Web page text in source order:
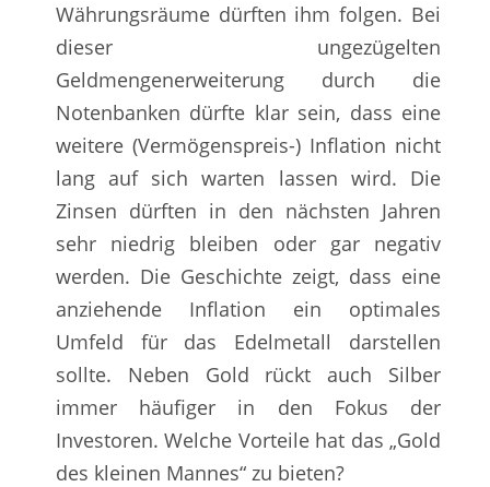
Währungsräume dürften ihm folgen. Bei
dieser ungezügelten
Geldmengenerweiterung durch die
Notenbanken dürfte klar sein, dass eine
weitere (Vermögenspreis-) Inflation nicht
lang auf sich warten lassen wird. Die
Zinsen dürften in den nächsten Jahren
sehr niedrig bleiben oder gar negativ
werden. Die Geschichte zeigt, dass eine
anziehende Inflation ein optimales
Umfeld für das Edelmetall darstellen
sollte. Neben Gold rückt auch Silber
immer häufiger in den Fokus der
Investoren. Welche Vorteile hat das „Gold
des kleinen Mannes“ zu bieten?